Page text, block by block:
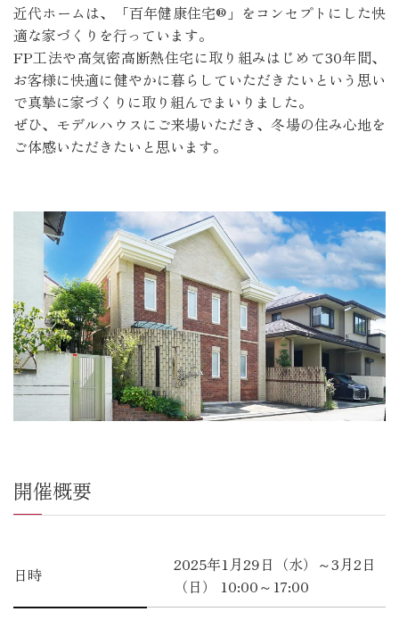
近代ホームは、「百年健康住宅®」をコンセプトにした快
適な家づくりを行っています。
FP工法や高気密高断熱住宅に取り組みはじめて30年間、
お客様に快適に健やかに暮らしていただきたいという思い
で真摯に家づくりに取り組んでまいりました。
ぜひ、モデルハウスにご来場いただき、冬場の住み心地を
ご体感いただきたいと思います。
開催概要
日時
2025年1月29日（水）～3月2日
（日） 10:00～17:00